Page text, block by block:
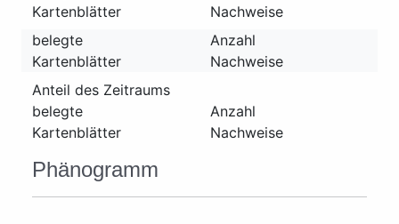
Kartenblätter
Nachweise
belegte
Kartenblätter
Anzahl
Nachweise
Anteil des Zeitraums
belegte
Kartenblätter
Anzahl
Nachweise
Phänogramm